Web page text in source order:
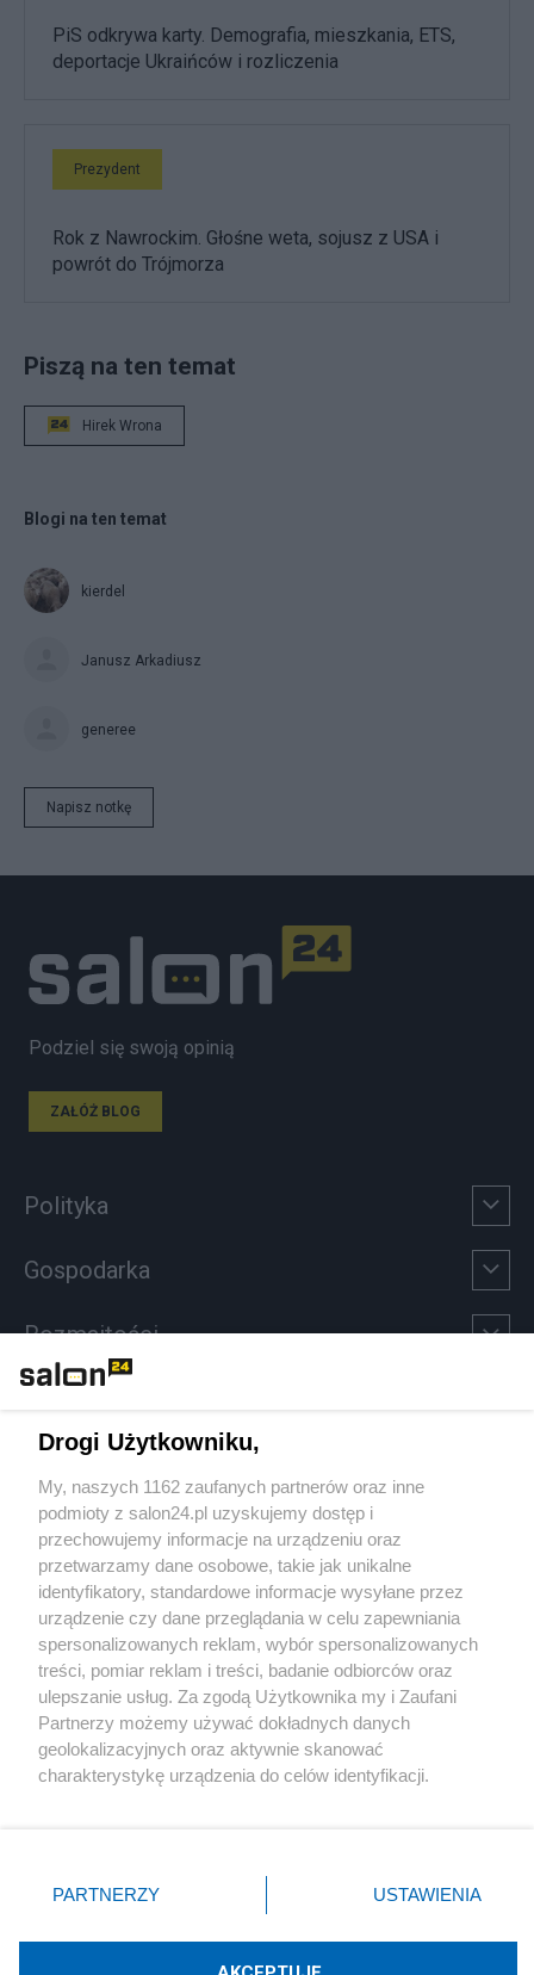
PiS odkrywa karty. Demografia, mieszkania, ETS,
deportacje Ukraińców i rozliczenia
Prezydent
Rok z Nawrockim. Głośne weta, sojusz z USA i
powrót do Trójmorza
Piszą na ten temat
Hirek Wrona
Blogi na ten temat
kierdel
Janusz Arkadiusz
generee
Napisz notkę
Podziel się swoją opinią
ZAŁÓŻ BLOG
Polityka
Gospodarka
Rozmaitości
Sport
Społeczeństwo
Kultura
X Facebook Instagram Youtube
Drogi Użytkowniku,
My, naszych 1162 zaufanych partnerów oraz inne
podmioty z salon24.pl uzyskujemy dostęp i
przechowujemy informacje na urządzeniu oraz
przetwarzamy dane osobowe, takie jak unikalne
identyfikatory, standardowe informacje wysyłane przez
urządzenie czy dane przeglądania w celu zapewniania
spersonalizowanych reklam, wybór spersonalizowanych
treści, pomiar reklam i treści, badanie odbiorców oraz
ulepszanie usług. Za zgodą Użytkownika my i Zaufani
Partnerzy możemy używać dokładnych danych
geolokalizacyjnych oraz aktywnie skanować
charakterystykę urządzenia do celów identyfikacji.
zmienić/wycofać klikając przycisk ustawień prywatności
znajdujący się w lewym dolnym rogu strony
rodzaje przetwarzania danych nie wymagają zgody
użytkownika, ale masz prawo sprzeciwić się takiemu
PARTNERZY USTAWIENIA